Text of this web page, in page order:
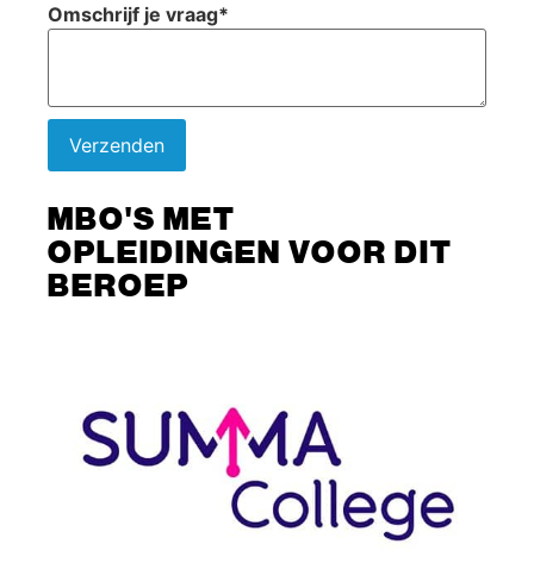
Omschrijf je vraag*
Verzenden
MBO'S MET
OPLEIDINGEN VOOR DIT
BEROEP